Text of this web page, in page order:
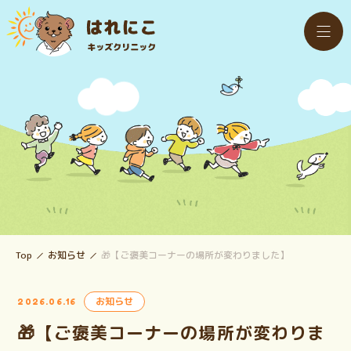
Top お知らせ 🎁【ご褒美コーナーの場所が変わりました】
2026.06.16 お知らせ
🎁【ご褒美コーナーの場所が変わりま